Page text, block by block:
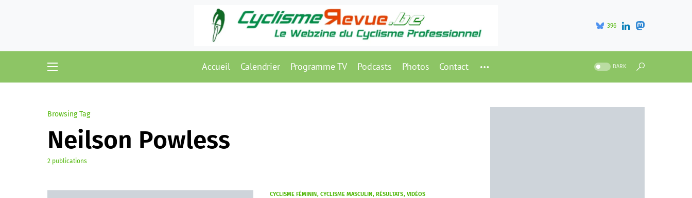
396
Accueil Calendrier Programme TV Podcasts Photos Contact DARK
Browsing Tag
Neilson Powless
2 publications
CYCLISME FÉMININ CYCLISME MASCULIN RÉSULTATS VIDÉOS